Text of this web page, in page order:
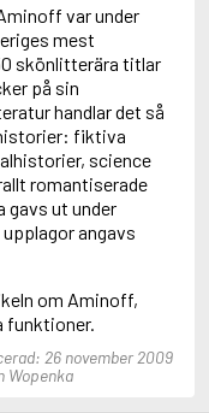
var under
mest
skönlitterära titlar
på sin
handlar det så
fiktiva
science
romantiserade
gavs ut under
angavs
om Aminoff,
funktioner.
26 november 2009
Wopenka